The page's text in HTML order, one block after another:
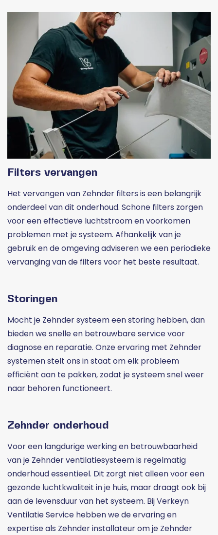
Filters vervangen
Het vervangen van Zehnder filters is een belangrijk
onderdeel van dit onderhoud. Schone filters zorgen
voor een effectieve luchtstroom en voorkomen
problemen met je systeem. Afhankelijk van je
gebruik en de omgeving adviseren we een periodieke
vervanging van de filters voor het beste resultaat.
Storingen
Mocht je Zehnder systeem een storing hebben, dan
bieden we snelle en betrouwbare service voor
diagnose en reparatie. Onze ervaring met Zehnder
systemen stelt ons in staat om elk probleem
efficiënt aan te pakken, zodat je systeem snel weer
naar behoren functioneert.
Zehnder onderhoud
Voor een langdurige werking en betrouwbaarheid
van je Zehnder ventilatiesysteem is regelmatig
onderhoud essentieel. Dit zorgt niet alleen voor een
gezonde luchtkwaliteit in je huis, maar draagt ook bij
aan de levensduur van het systeem. Bij Verkeyn
Ventilatie Service hebben we de ervaring en
expertise als Zehnder installateur om je Zehnder